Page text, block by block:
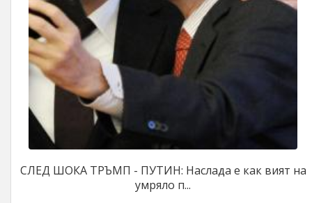
СЛЕД ШОКА ТРЪМП - ПУТИН: Наслада е как вият на
умряло п...